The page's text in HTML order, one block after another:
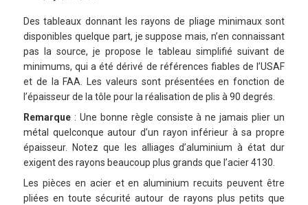
Des tableaux donnant les rayons de pliage minimaux sont
disponibles quelque part, je suppose mais, n’en connaissant
pas la source, je propose le tableau simplifié suivant de
minimums, qui a été dérivé de références fiables de l’USAF
et de la FAA. Les valeurs sont présentées en fonction de
l’épaisseur de la tôle pour la réalisation de plis à 90 degrés.
Remarque : Une bonne règle consiste à ne jamais plier un
métal quelconque autour d’un rayon inférieur à sa propre
épaisseur. Notez que les alliages d’aluminium à état dur
exigent des rayons beaucoup plus grands que l’acier 4130.
Les pièces en acier et en aluminium recuits peuvent être
pliées en toute sécurité autour de rayons plus petits que